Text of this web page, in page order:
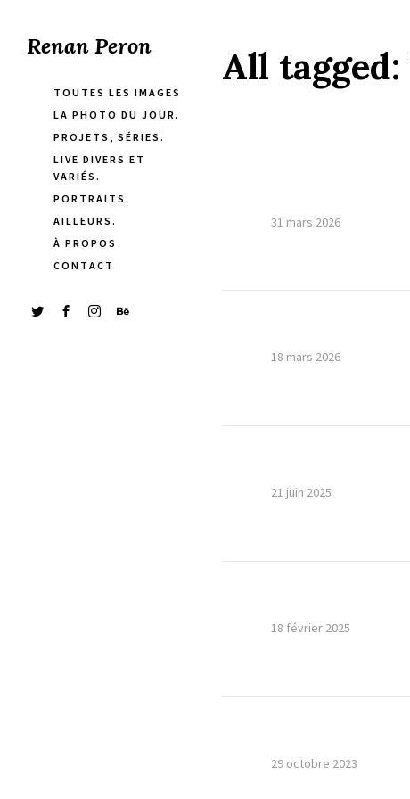
Renan Peron
TOUTES LES IMAGES
LA PHOTO DU JOUR.
PROJETS, SÉRIES.
LIVE DIVERS ET
VARIÉS.
PORTRAITS.
AILLEURS.
À PROPOS
CONTACT
All tagged:
31 mars 2026
18 mars 2026
21 juin 2025
18 février 2025
29 octobre 2023